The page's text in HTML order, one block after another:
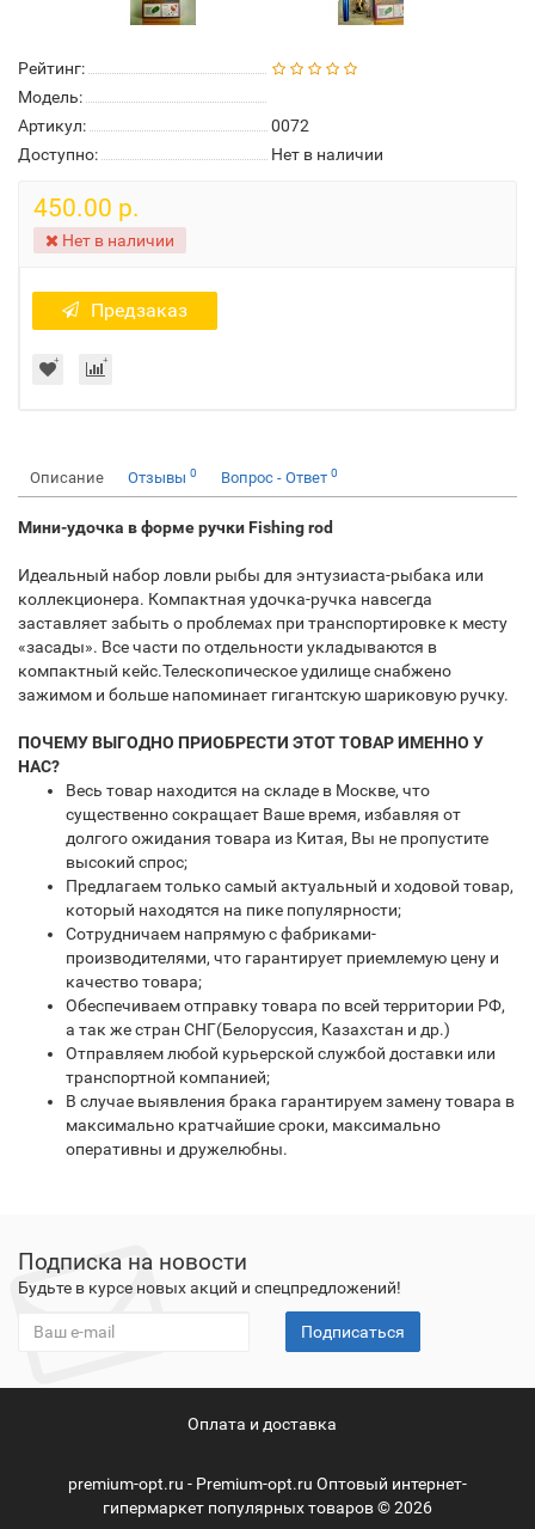
Рейтинг:
Модель:
Артикул:
0072
Доступно:
Нет в наличии
450.00 р.
Нет в наличии
Предзаказ
Описание Отзывы 0 Вопрос - Ответ 0
Мини-удочка в форме ручки Fishing rod
Идеальный набор ловли рыбы для энтузиаста-рыбака или
коллекционера. Компактная удочка-ручка навсегда
заставляет забыть о проблемах при транспортировке к месту
«засады». Все части по отдельности укладываются в
компактный кейс.Телескопическое удилище снабжено
зажимом и больше напоминает гигантскую шариковую ручку.
ПОЧЕМУ ВЫГОДНО ПРИОБРЕСТИ ЭТОТ ТОВАР ИМЕННО У
НАС?
Весь товар находится на складе в Москве, что
существенно сокращает Ваше время, избавляя от
долгого ожидания товара из Китая, Вы не пропустите
высокий спрос;
Предлагаем только самый актуальный и ходовой товар,
который находятся на пике популярности;
Сотрудничаем напрямую с фабриками-
производителями, что гарантирует приемлемую цену и
качество товара;
Обеспечиваем отправку товара по всей территории РФ,
а так же стран СНГ(Белоруссия, Казахстан и др.)
Отправляем любой курьерской службой доставки или
транспортной компанией;
В случае выявления брака гарантируем замену товара в
максимально кратчайшие сроки, максимально
оперативны и дружелюбны.
Подписка на новости
Будьте в курсе новых акций и спецпредложений!
Подписаться
Оплата и доставка
premium-opt.ru - Premium-opt.ru Оптовый интернет-
гипермаркет популярных товаров © 2026